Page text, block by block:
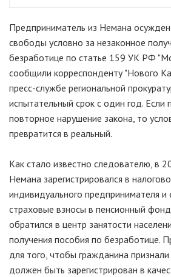
Предприниматель из Немана
свободы условно за незаконное
безработице по статье 159 УК РФ
сообщили корреспонденту "Нового
пресс-службе региональной
испытательный срок с один год. Если
повторное нарушение закона, то
превратится в реальный.
Как стало известно следователю, в
Немана зарегистрировался в
индивидуального предпринимателя
страховые взносы в пенсионный
обратился в центр занятости
получения пособия по безработице.
для того, чтобы гражданина
должен быть зарегистрирован в